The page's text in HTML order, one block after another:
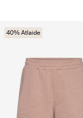
40% Atlaide